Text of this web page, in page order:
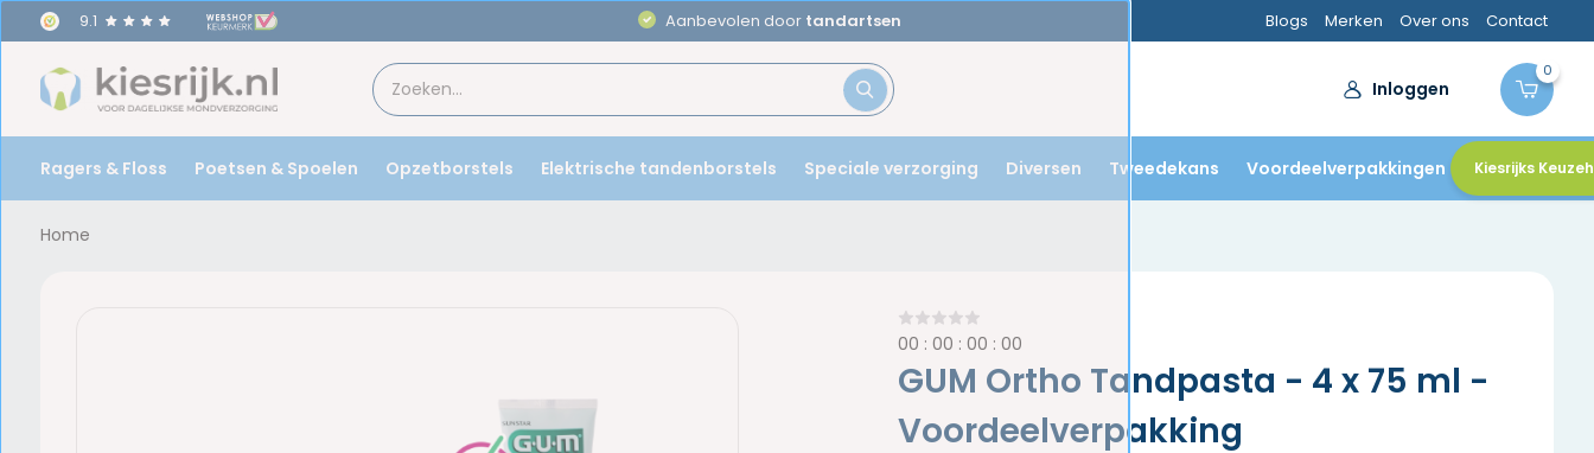
9.1 Aanbevolen door tandartsen Blogs Merken Over ons Contact
Inloggen
0
Ragers & Floss Poetsen & Spoelen Opzetborstels Elektrische tandenborstels Speciale verzorging Diversen Tweedekans Voordeelverpakkingen Kiesrijks
Home
00 :00 :00 :00
GUM Ortho Tandpasta - 4 x 75 ml -
Voordeelverpakking